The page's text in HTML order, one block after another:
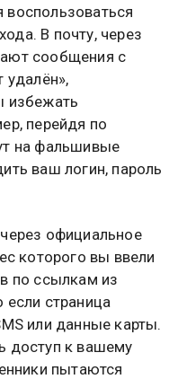
В почту, через
сообщения с
удалён»,
избежать
перейдя по
на фальшивые
ваш логин, пароль
официальное
которого вы ввели
по ссылкам из
страница
или данные карты.
доступ к вашему
пытаются